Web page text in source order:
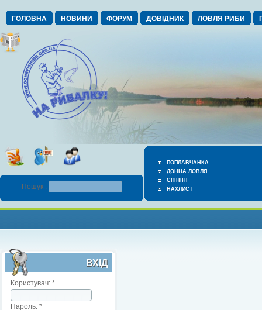
ГОЛОВНА НОВИНИ ФОРУМ ДОВІДНИК ЛОВЛЯ РИБИ
ПОПЛАВЧАНКА
ДОННА ЛОВЛЯ
СПІНІНГ
НАХЛИСТ
Пошук :
ВХІД
Користувач: *
Пароль: *